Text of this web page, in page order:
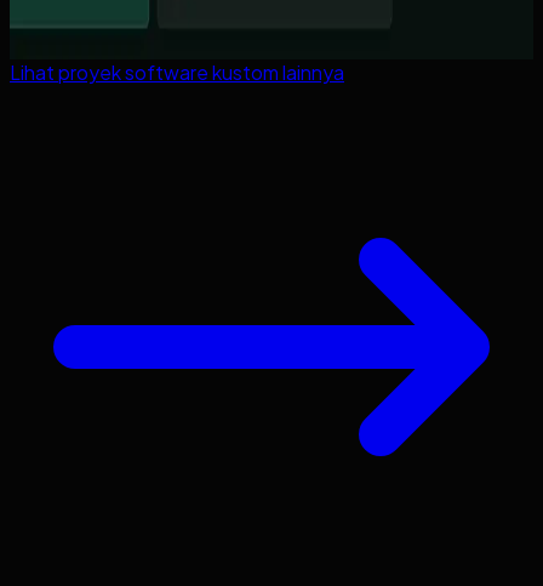
Lihat proyeksoftware kustomlainnya